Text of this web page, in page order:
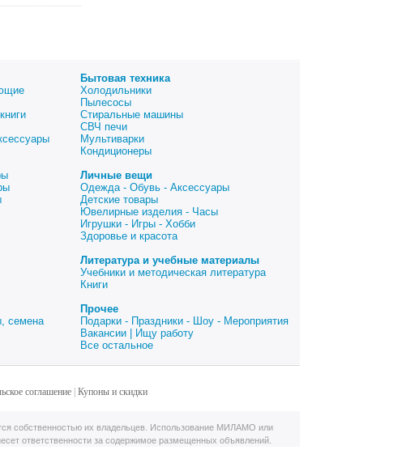
Бытовая техника
Холодильники
Пылесосы
Стиральные машины
СВЧ печи
Мультиварки
Кондиционеры
Личные вещи
Одежда - Обувь - Аксессуары
Детские товары
Ювелирные изделия - Часы
Игрушки - Игры - Хобби
Здоровье и красота
семена
Литература и учебные материалы
Учебники и методическая литература
Книги
Прочее
Подарки - Праздники - Шоу - Мероприятия
Вакансии | Ищу работу
Все остальное
соглашение| Купоны и скидки
собственностью их владельцев. Использование МИЛАМО или
ответственности за содержимое размещенных объявлений.